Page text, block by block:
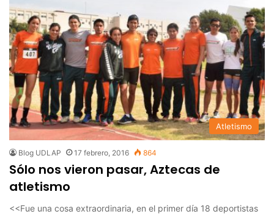
Atletismo
Blog UDLAP 17 febrero, 2016 864
Sólo nos vieron pasar, Aztecas de
atletismo
<<Fue una cosa extraordinaria, en el primer día 18 deportistas